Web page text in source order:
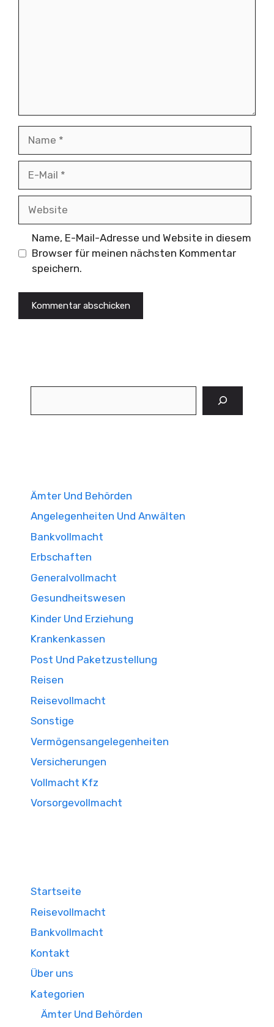
Name, E-Mail-Adresse und Website in diesem
Browser für meinen nächsten Kommentar
speichern.
Ämter Und Behörden
Angelegenheiten Und Anwälten
Bankvollmacht
Erbschaften
Generalvollmacht
Gesundheitswesen
Kinder Und Erziehung
Krankenkassen
Post Und Paketzustellung
Reisen
Reisevollmacht
Sonstige
Vermögensangelegenheiten
Versicherungen
Vollmacht Kfz
Vorsorgevollmacht
Startseite
Reisevollmacht
Bankvollmacht
Kontakt
Über uns
Kategorien
Ämter Und Behörden